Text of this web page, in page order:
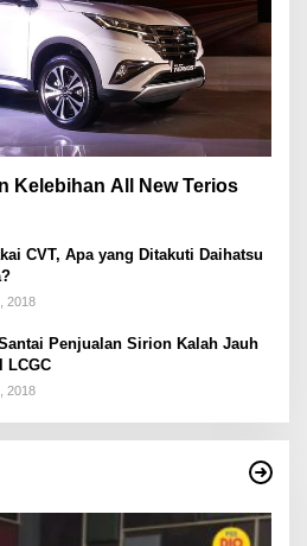
Kelebihan All New Terios
CVT, Apa yang Ditakuti Daihatsu
2018
Penjualan Sirion Kalah Jauh
LCGC
2018